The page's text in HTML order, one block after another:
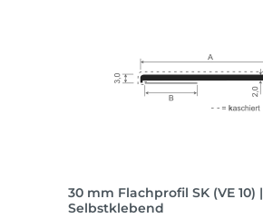
30 mm Flachprofil SK (VE 10) |
Selbstklebend